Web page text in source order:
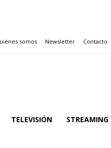
somos Newsletter Contacto
TELEVISIÓN STREAMING